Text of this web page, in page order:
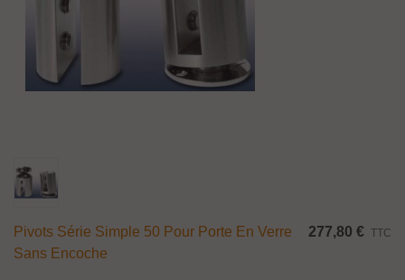
Pivots Série Simple 50 Pour Porte En Verre
Sans Encoche
277,80 € TTC